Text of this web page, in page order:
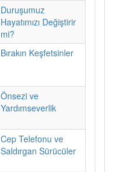
Duruşumuz
Hayatımızı Değiştirir
mi?
Bırakın Keşfetsinler
Önsezi ve
Yardımseverlik
Cep Telefonu ve
Saldırgan Sürücüler